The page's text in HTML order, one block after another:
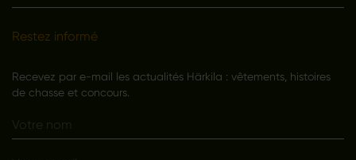
Restez informé
Recevez par e-mail les actualités Härkila : vêtements, histoires
de chasse et concours.